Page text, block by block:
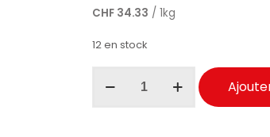
CHF 34.33 / 1kg
12 en stock